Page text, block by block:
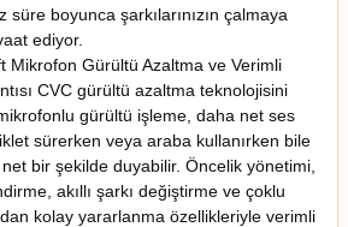
boyunca şarkılarınızın çalmaya
ediyor.
Mikrofon Gürültü Azaltma ve Verimli
CVC gürültü azaltma teknolojisini
gürültü işleme, daha net ses
sürerken veya araba kullanırken bile
bir şekilde duyabilir. Öncelik yönetimi,
akıllı şarkı değiştirme ve çoklu
kolay yararlanma özellikleriyle verimli